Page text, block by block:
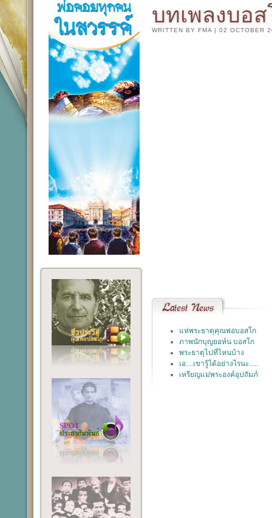
บทเพลงบอ
WRITTEN BY FMA | 02 OCTOBER
Latest News
แห่พระธาตุคุณพ่อบอสโก
ภาพนักบุญยอห์น บอสโก
พระธาตุไปที่ไหนบ้าง
เอ....เขารู้ได้อย่างไรนะ.....
เหรียญแม่พระองค์อุปถัมภ์